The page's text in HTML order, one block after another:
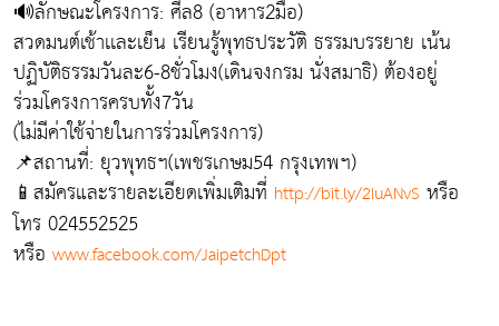
🔊ลักษณะโครงการ: ศีล8 (อาหาร2มื้อ)
สวดมนต์เช้าเเละเย็น เรียนรู้พุทธประวัติ ธรรมบรรยาย เน้น
ปฏิบัติธรรมวันละ6-8ชั่วโมง(เดินจงกรม นั่งสมาธิ) ต้องอยู่
ร่วมโครงการครบทั้ง7วัน
(ไม่มีค่าใช้จ่ายในการร่วมโครงการ)
📌สถานที่: ยุวพุทธฯ(เพชรเกษม54 กรุงเทพฯ)
📱สมัครและรายละเอียดเพิ่มเติมที่ http://bit.ly/2IuANvS หรือ
โทร 024552525
หรือ www.facebook.com/JaipetchDpt